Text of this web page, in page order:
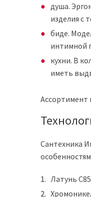
душа.
изделия с
биде.
интимной
кухни. В
иметь
Ассортимент
Сантехника
Латунь